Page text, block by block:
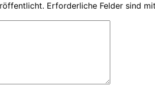
Erforderliche Felder sind mit